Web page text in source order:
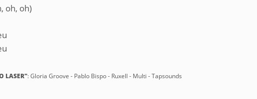
oh, oh)
LASER": Gloria Groove - Pablo Bispo - Ruxell - Multi - Tapsounds